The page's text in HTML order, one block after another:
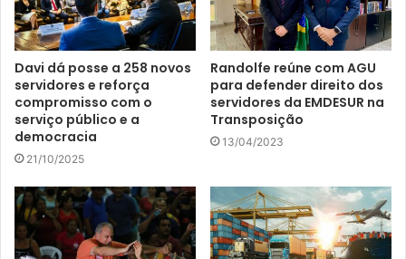
Davi dá posse a 258 novos
servidores e reforça
compromisso com o
serviço público e a
democracia
21/10/2025
Randolfe reúne com AGU
para defender direito dos
servidores da EMDESUR na
Transposição
13/04/2023